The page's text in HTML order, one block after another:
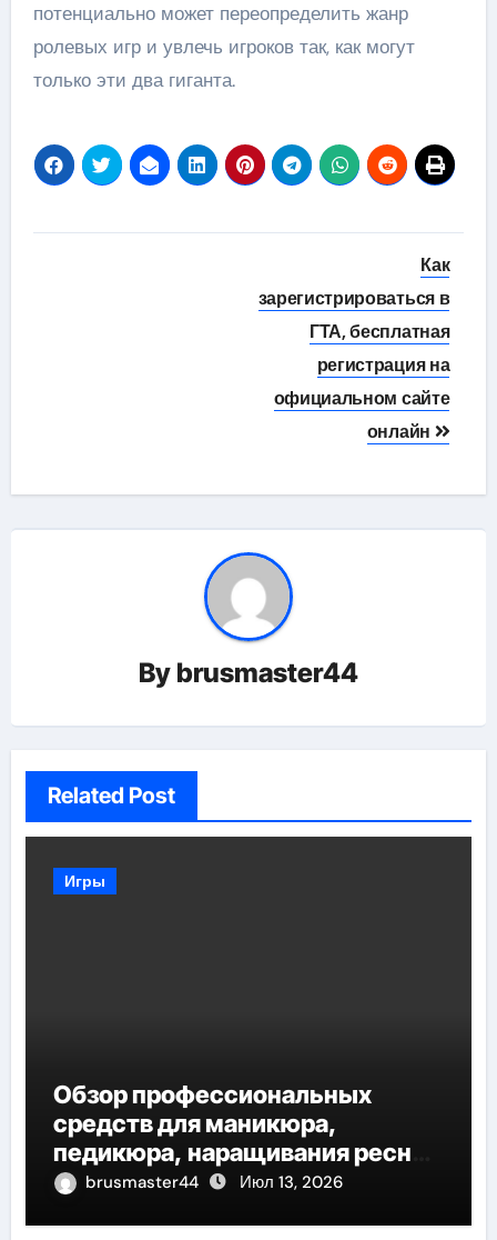
потенциально может переопределить жанр
ролевых игр и увлечь игроков так, как могут
только эти два гиганта.
Как
зарегистрироваться в
ГТА, бесплатная
регистрация на
официальном сайте
онлайн
By brusmaster44
Related Post
Игры
Обзор профессиональных
средств для маникюра,
педикюра, наращивания ресниц
и депиляции
brusmaster44 Июл 13, 2026